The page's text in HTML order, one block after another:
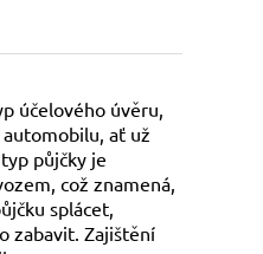
účelového úvěru,
ať už
půjčky je
což znamená,
splácet,
zabavit. Zajištění